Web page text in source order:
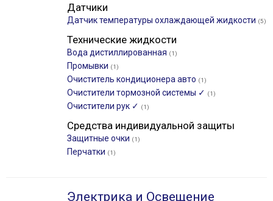
Датчики
Датчик температуры охлаждающей жидкости (5)
Технические жидкости
Вода дистиллированная (1)
Промывки (1)
Очиститель кондиционера авто (1)
Очистители тормозной системы ✓ (1)
Очистители рук ✓ (1)
Средства индивидуальной защиты
Защитные очки (1)
Перчатки (1)
Электрика и Освещение